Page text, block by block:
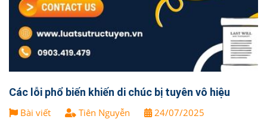
Các lỗi phổ biến khiến di chúc bị tuyên vô hiệu
Bài viết Tiên Nguyễn 24/07/2025